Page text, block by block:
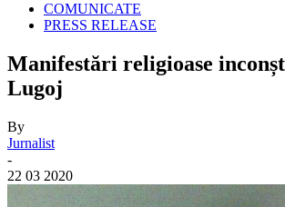
COMUNICATE
PRESS RELEASE
Manifestări religioase
Lugoj
By
Jurnalist
-
22 03 2020